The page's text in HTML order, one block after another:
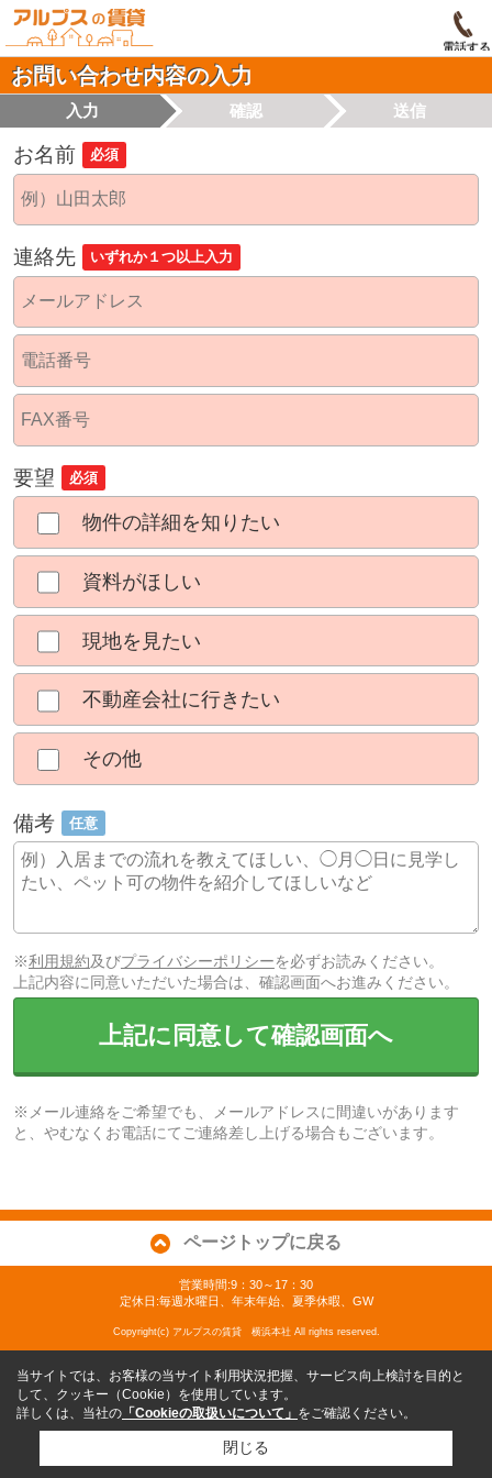
電話する
お問い合わせ内容の入力
入力 確認 送信
お名前 必須
連絡先 いずれか１つ以上入力
要望 必須
物件の詳細を知りたい
資料がほしい
現地を見たい
不動産会社に行きたい
その他
備考 任意
※利用規約及びプライバシーポリシーを必ずお読みください。
上記内容に同意いただいた場合は、確認画面へお進みください。
上記に同意して確認画面へ
※メール連絡をご希望でも、メールアドレスに間違いがあります
と、やむなくお電話にてご連絡差し上げる場合もございます。
ページトップに戻る
営業時間:9：30～17：30
定休日:毎週水曜日、年末年始、夏季休暇、GW
Copyright(c) アルプスの賃貸 横浜本社 All rights reserved.
当サイトでは、お客様の当サイト利用状況把握、サービス向上検討を目的と
して、クッキー（Cookie）を使用しています。
詳しくは、当社の 「Cookieの取扱いについて」 をご確認ください。
閉じる